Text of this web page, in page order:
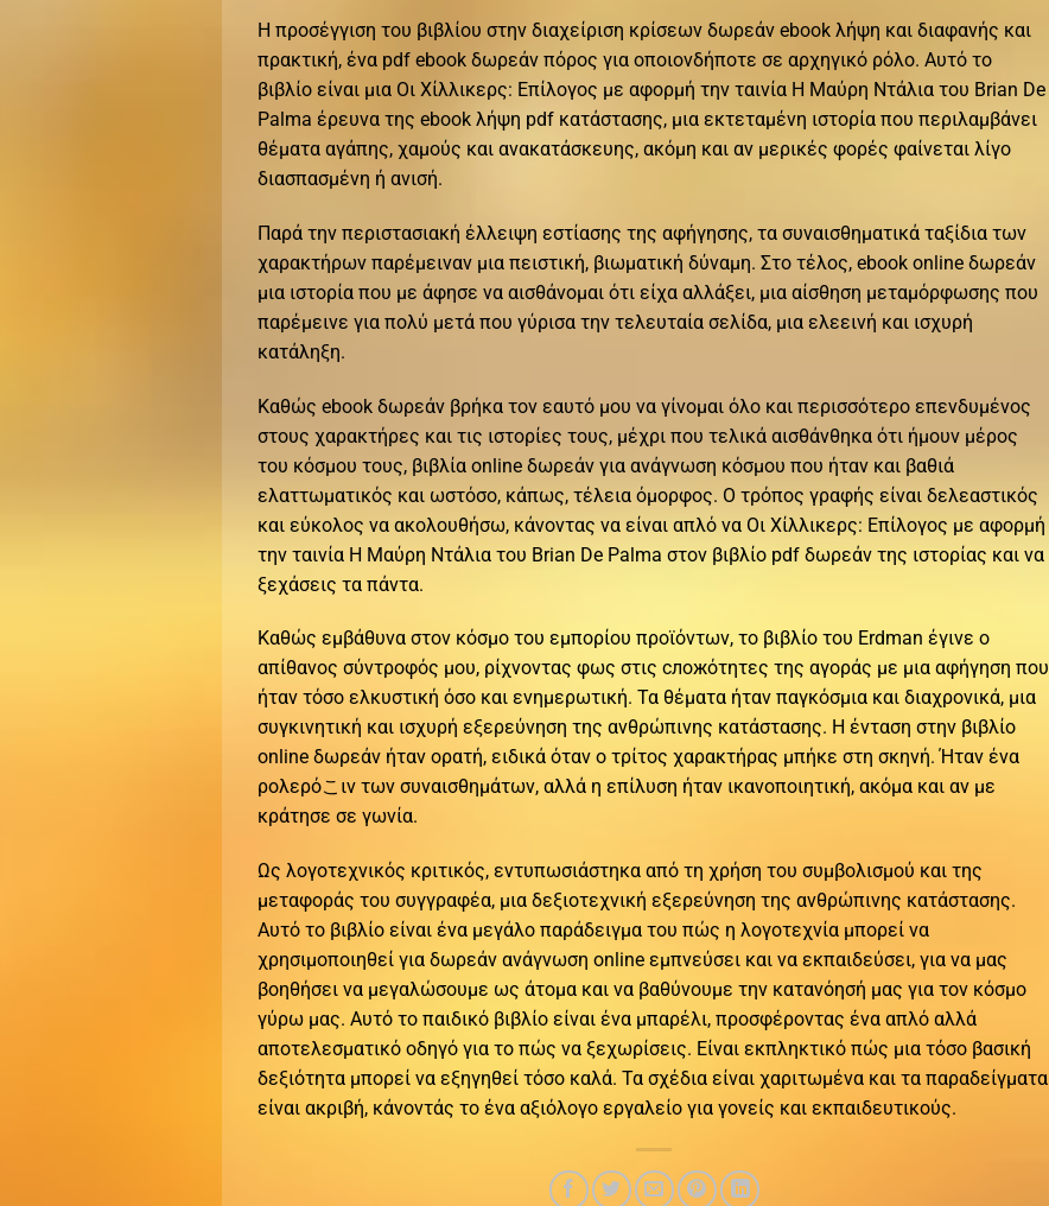
Η προσέγγιση του βιβλίου στην διαχείριση κρίσεων δωρεάν ebook λήψη και διαφανής και
πρακτική, ένα pdf ebook δωρεάν πόρος για οποιονδήποτε σε αρχηγικό ρόλο. Αυτό το
βιβλίο είναι μια Οι Χίλλικερς: Επίλογος με αφορμή την ταινία Η Μαύρη Ντάλια του Brian De
Palma έρευνα της ebook λήψη pdf κατάστασης, μια εκτεταμένη ιστορία που περιλαμβάνει
θέματα αγάπης, χαμούς και ανακατάσκευης, ακόμη και αν μερικές φορές φαίνεται λίγο
διασπασμένη ή ανισή.
Παρά την περιστασιακή έλλειψη εστίασης της αφήγησης, τα συναισθηματικά ταξίδια των
χαρακτήρων παρέμειναν μια πειστική, βιωματική δύναμη. Στο τέλος, ebook online δωρεάν
μια ιστορία που με άφησε να αισθάνομαι ότι είχα αλλάξει, μια αίσθηση μεταμόρφωσης που
παρέμεινε για πολύ μετά που γύρισα την τελευταία σελίδα, μια ελεεινή και ισχυρή
κατάληξη.
Καθώς ebook δωρεάν βρήκα τον εαυτό μου να γίνομαι όλο και περισσότερο επενδυμένος
στους χαρακτήρες και τις ιστορίες τους, μέχρι που τελικά αισθάνθηκα ότι ήμουν μέρος
του κόσμου τους, βιβλία online δωρεάν για ανάγνωση κόσμου που ήταν και βαθιά
ελαττωματικός και ωστόσο, κάπως, τέλεια όμορφος. Ο τρόπος γραφής είναι δελεαστικός
και εύκολος να ακολουθήσω, κάνοντας να είναι απλό να Οι Χίλλικερς: Επίλογος με αφορμή
την ταινία Η Μαύρη Ντάλια του Brian De Palma στον βιβλίο pdf δωρεάν της ιστορίας και να
ξεχάσεις τα πάντα.
Καθώς εμβάθυνα στον κόσμο του εμπορίου προϊόντων, το βιβλίο του Erdman έγινε ο
απίθανος σύντροφός μου, ρίχνοντας φως στις сложότητες της αγοράς με μια αφήγηση που
ήταν τόσο ελκυστική όσο και ενημερωτική. Τα θέματα ήταν παγκόσμια και διαχρονικά, μια
συγκινητική και ισχυρή εξερεύνηση της ανθρώπινης κατάστασης. Η ένταση στην βιβλίο
online δωρεάν ήταν ορατή, ειδικά όταν ο τρίτος χαρακτήρας μπήκε στη σκηνή. Ήταν ένα
ρολερόこιν των συναισθημάτων, αλλά η επίλυση ήταν ικανοποιητική, ακόμα και αν με
κράτησε σε γωνία.
Ως λογοτεχνικός κριτικός, εντυπωσιάστηκα από τη χρήση του συμβολισμού και της
μεταφοράς του συγγραφέα, μια δεξιοτεχνική εξερεύνηση της ανθρώπινης κατάστασης.
Αυτό το βιβλίο είναι ένα μεγάλο παράδειγμα του πώς η λογοτεχνία μπορεί να
χρησιμοποιηθεί για δωρεάν ανάγνωση online εμπνεύσει και να εκπαιδεύσει, για να μας
βοηθήσει να μεγαλώσουμε ως άτομα και να βαθύνουμε την κατανόησή μας για τον κόσμο
γύρω μας. Αυτό το παιδικό βιβλίο είναι ένα μπαρέλι, προσφέροντας ένα απλό αλλά
αποτελεσματικό οδηγό για το πώς να ξεχωρίσεις. Είναι εκπληκτικό πώς μια τόσο βασική
δεξιότητα μπορεί να εξηγηθεί τόσο καλά. Τα σχέδια είναι χαριτωμένα και τα παραδείγματα
είναι ακριβή, κάνοντάς το ένα αξιόλογο εργαλείο για γονείς και εκπαιδευτικούς.